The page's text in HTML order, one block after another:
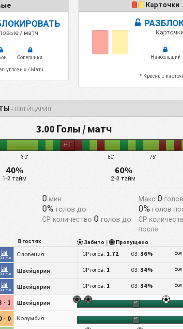
/ матч
Соперника
угловых / Матч
Карточки
Наибольший
* Красные
- ШВЕЙЦАРИЯ
3.00 Голы / матч
30'
HT
60' 75'
40%
1-й тайм
60%
2-й тайм
0 мин Макс 0
0% голов до 0% голов
СР количество 0 голов до СР
после
В гостях Забито Пропущено
ка Словения СР голов: 1.72 ОЗ: 36%
ка Швейцария СР голов: 1 ОЗ: 34%
ка Швейцария СР голов: 1 ОЗ: 34%
- 1 Швейцария HT
- 0 Колумбия HT